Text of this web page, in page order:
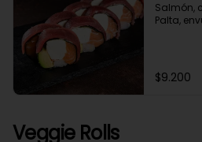
Salmón,
Palta,
$9.200
Veggie Rolls